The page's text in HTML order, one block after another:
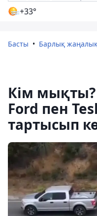
+33°
Басты Барлық
Кім
Ford пен
тартысып